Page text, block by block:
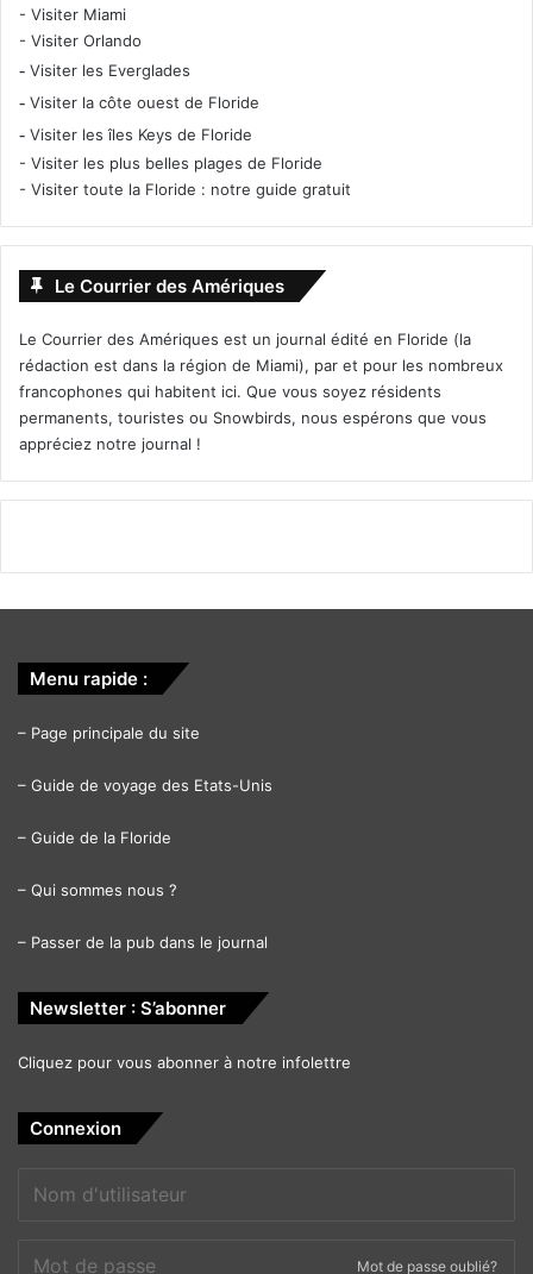
- Visiter Miami
- Visiter Orlando
- Visiter les Everglades
- Visiter la côte ouest de Floride
- Visiter les îles Keys de Floride
- Visiter les plus belles plages de Floride
- Visiter toute la Floride : notre guide gratuit
Le Courrier des Amériques
Le Courrier des Amériques est un journal édité en Floride (la
rédaction est dans la région de Miami), par et pour les nombreux
francophones qui habitent ici. Que vous soyez résidents
permanents, touristes ou Snowbirds, nous espérons que vous
appréciez notre journal !
Menu rapide :
– Page principale du site
– Guide de voyage des Etats-Unis
– Guide de la Floride
– Qui sommes nous ?
– Passer de la pub dans le journal
Newsletter : S’abonner
Cliquez pour vous abonner à notre infolettre
Connexion
Mot de passe oublié?